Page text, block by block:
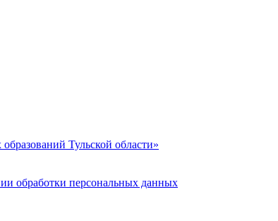
Тульской области»
обработки персональных данных